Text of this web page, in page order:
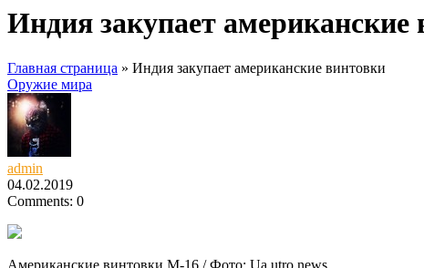
Индия закупает американские
Главная страница » Индия закупает американские винтовки
Оружие мира
admin
04.02.2019
Comments: 0
Американские винтовки М-16 / Фото: Ua.utro.news